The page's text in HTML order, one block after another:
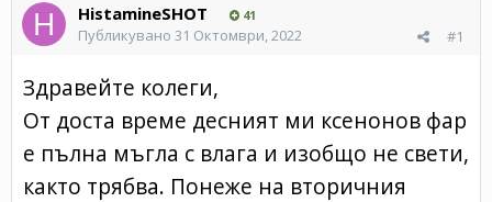
HistamineSHOT 41
#1
Публикувано 31 Октомври, 2022
Здравейте колеги,
От доста време десният ми ксенонов фар
е пълна мъгла с влага и изобщо не свети,
както трябва. Понеже на вторичния